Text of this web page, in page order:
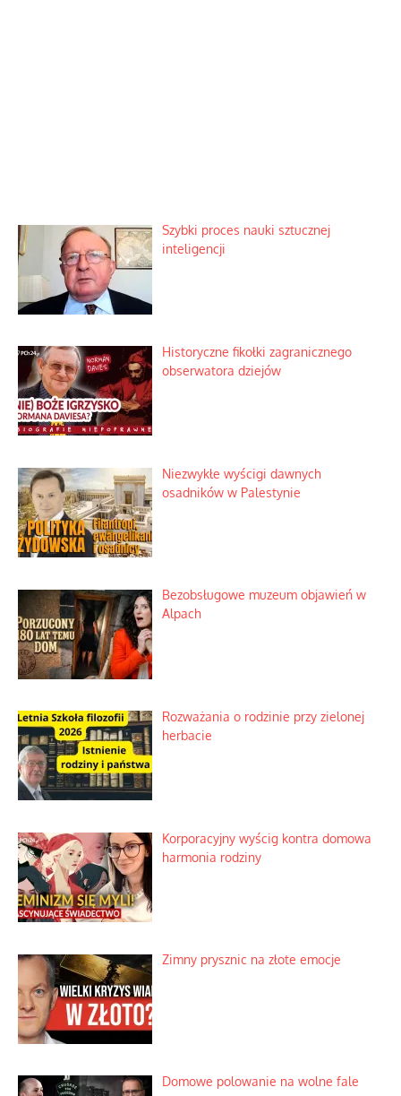
Szybki proces nauki sztucznej
inteligencji
Historyczne fikołki zagranicznego
obserwatora dziejów
Niezwykłe wyścigi dawnych
osadników w Palestynie
Bezobsługowe muzeum objawień w
Alpach
Rozważania o rodzinie przy zielonej
herbacie
Korporacyjny wyścig kontra domowa
harmonia rodziny
Zimny prysznic na złote emocje
Domowe polowanie na wolne fale